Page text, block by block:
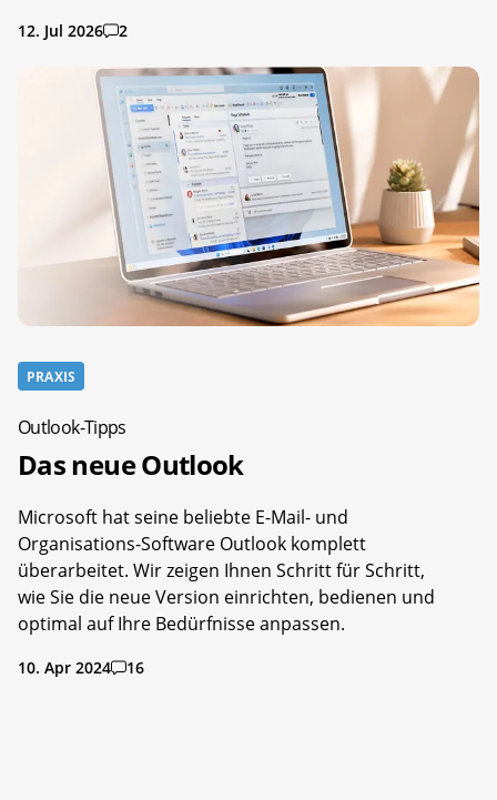
12. Jul 2026 2
PRAXIS
Outlook-Tipps
Das neue Outlook
Microsoft hat seine beliebte E-Mail- und
Organisations-Software Outlook komplett
überarbeitet. Wir zeigen Ihnen Schritt für Schritt,
wie Sie die neue Version einrichten, bedienen und
optimal auf Ihre Bedürfnisse anpassen.
10. Apr 2024 16